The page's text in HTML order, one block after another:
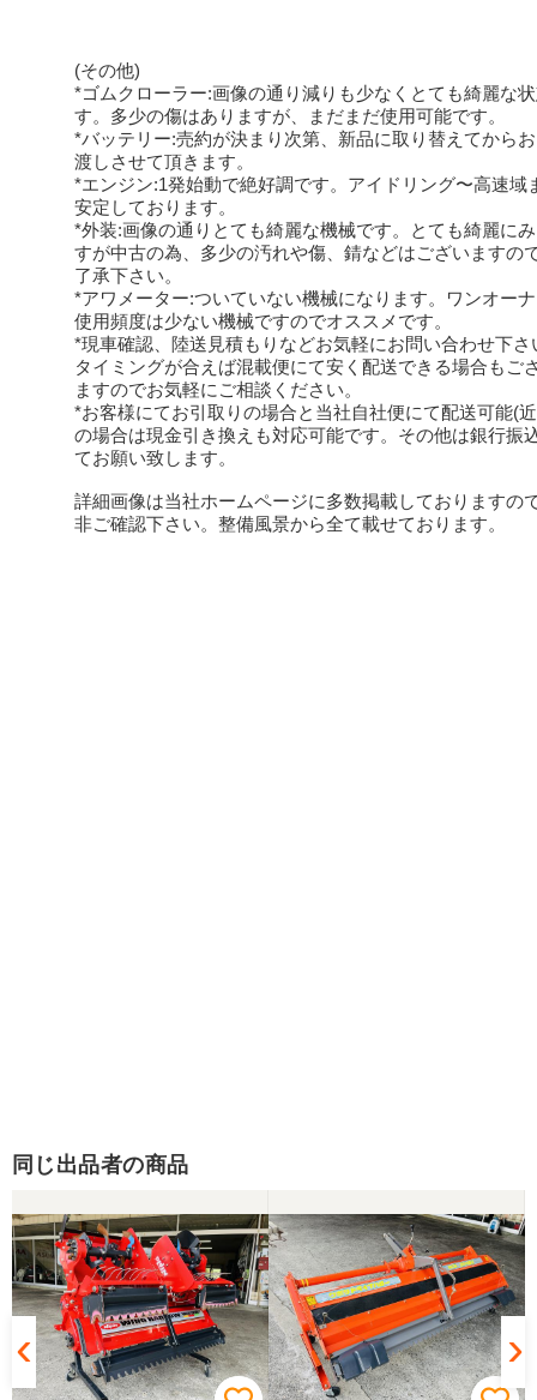
(その他)
*ゴムクローラー:画像の通り減りも少なくとても綺麗な
す。多少の傷はありますが、まだまだ使用可能です。
*バッテリー:売約が決まり次第、新品に取り替えてから
渡しさせて頂きます。
*エンジン:1発始動で絶好調です。アイドリング〜高速域
安定しております。
*外装:画像の通りとても綺麗な機械です。とても綺麗に
すが中古の為、多少の汚れや傷、錆などはございますの
了承下さい。
*アワメーター:ついていない機械になります。ワンオー
使用頻度は少ない機械ですのでオススメです。
*現車確認、陸送見積もりなどお気軽にお問い合わせ下さ
タイミングが合えば混載便にて安く配送できる場合もご
ますのでお気軽にご相談ください。
*お客様にてお引取りの場合と当社自社便にて配送可能(
の場合は現金引き換えも対応可能です。その他は銀行振
てお願い致します。
詳細画像は当社ホームページに多数掲載しておりますの
非ご確認下さい。整備風景から全て載せております。
同じ出品者の商品